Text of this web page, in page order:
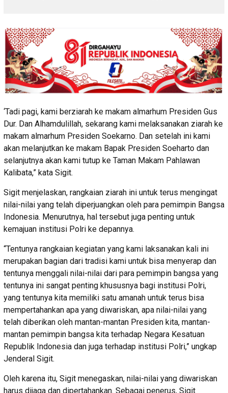
‘Tadi pagi, kami berziarah ke makam almarhum Presiden Gus
Dur. Dan Alhamdulillah, sekarang kami melaksanakan ziarah ke
makam almarhum Presiden Soekarno. Dan setelah ini kami
akan melanjutkan ke makam Bapak Presiden Soeharto dan
selanjutnya akan kami tutup ke Taman Makam Pahlawan
Kalibata,” kata Sigit.
Sigit menjelaskan, rangkaian ziarah ini untuk terus mengingat
nilai-nilai yang telah diperjuangkan oleh para pemimpin Bangsa
Indonesia. Menurutnya, hal tersebut juga penting untuk
kemajuan institusi Polri ke depannya.
“Tentunya rangkaian kegiatan yang kami laksanakan kali ini
merupakan bagian dari tradisi kami untuk bisa menyerap dan
tentunya menggali nilai-nilai dari para pemimpin bangsa yang
tentunya ini sangat penting khususnya bagi institusi Polri,
yang tentunya kita memiliki satu amanah untuk terus bisa
mempertahankan apa yang diwariskan, apa nilai-nilai yang
telah diberikan oleh mantan-mantan Presiden kita, mantan-
mantan pemimpin bangsa kita terhadap Negara Kesatuan
Republik Indonesia dan juga terhadap institusi Polri,” ungkap
Jenderal Sigit.
Oleh karena itu, Sigit menegaskan, nilai-nilai yang diwariskan
harus dijaga dan dipertahankan. Sebagai penerus, Sigit